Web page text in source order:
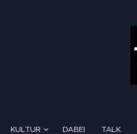
KULTUR DABEI TALK